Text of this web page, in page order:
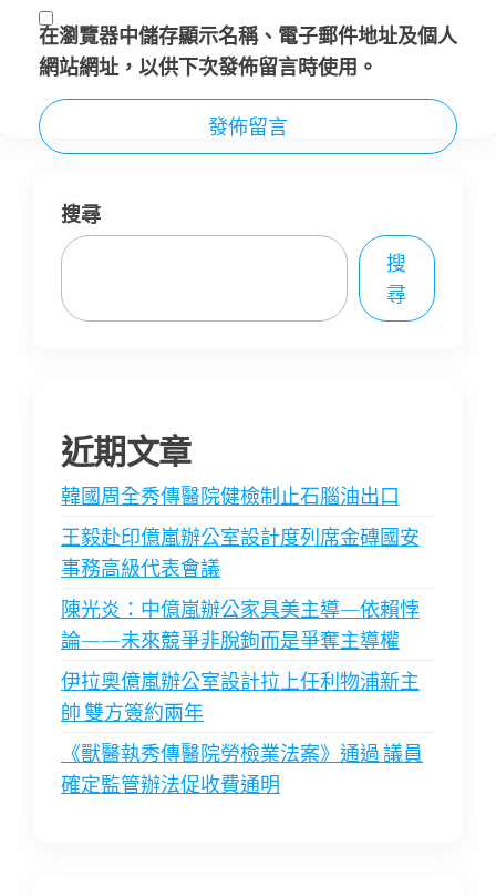
在瀏覽器中儲存顯示名稱、電子郵件地址及個人
網站網址，以供下次發佈留言時使用。
搜尋
搜
尋
近期文章
韓國周全秀傳醫院健檢制止石腦油出口
王毅赴印億嵐辦公室設計度列席金磚國安
事務高級代表會議
陳光炎：中億嵐辦公家具美主導—依賴悖
論——未來競爭非脫鉤而是爭奪主導權
伊拉奧億嵐辦公室設計拉上任利物浦新主
帥 雙方簽約兩年
《獸醫執秀傳醫院勞檢業法案》通過 議員
確定監管辦法促收費通明